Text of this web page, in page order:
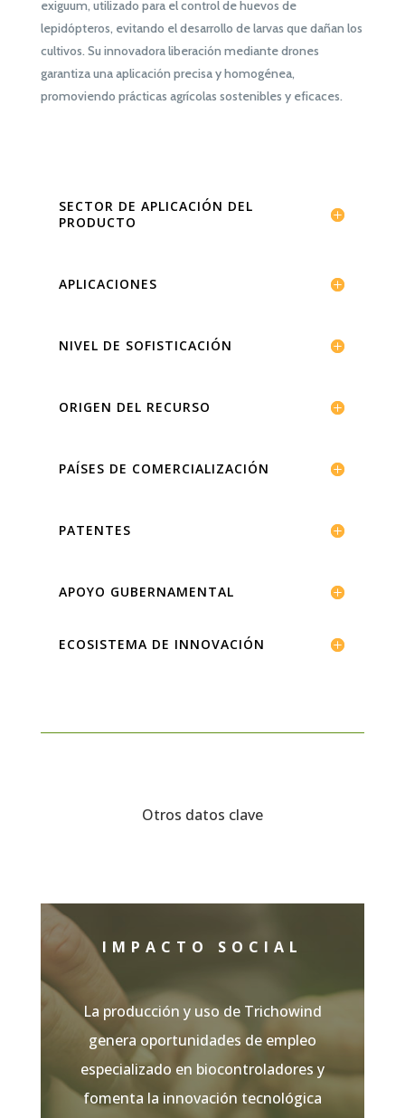
exiguum, utilizado para el control de huevos de
lepidópteros, evitando el desarrollo de larvas que dañan los
cultivos. Su innovadora liberación mediante drones
garantiza una aplicación precisa y homogénea,
promoviendo prácticas agrícolas sostenibles y eficaces.
SECTOR DE APLICACIÓN DEL
PRODUCTO
APLICACIONES
NIVEL DE SOFISTICACIÓN
ORIGEN DEL RECURSO
PAÍSES DE COMERCIALIZACIÓN
PATENTES
APOYO GUBERNAMENTAL
ECOSISTEMA DE INNOVACIÓN
Otros datos clave
IMPACTO SOCIAL
La producción y uso de Trichowind
genera oportunidades de empleo
especializado en biocontroladores y
fomenta la innovación tecnológica